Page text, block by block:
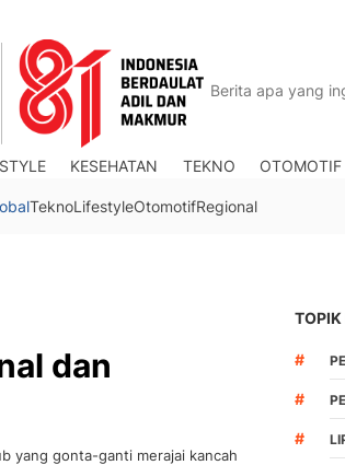
KESEHATAN TEKNO OTOMOTIF
TeknoLifestyleOtomotifRegional
dan
yang gonta-ganti merajai kancah
TOPIK
#
#
#